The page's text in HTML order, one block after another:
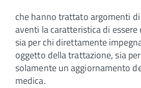
che hanno trattato argomenti
aventi la caratteristica di
sia per chi direttamente
oggetto della trattazione, sia
solamente un aggiornamento
medica.